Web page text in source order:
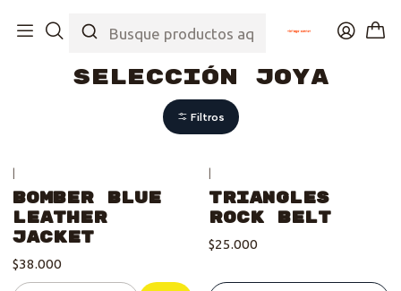
Selección Joya
Filtros
Bomber Blue
Leather
Jacket
$38.000
Triangles
Rock Belt
$25.000